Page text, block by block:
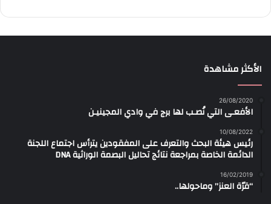
الأكثر مشاهدة
26/08/2020
الأفعـى التي نُصـب لها برج في وادي المجينيـن
10/08/2022
رئيس هيئة البحث والتعرف على المفقودين يترأس اجتماع اللجنة
الدائمة الخاصة بمراجعة نتائج تحاليل البصمة الوراثية DNA
16/02/2019
“قرّة العنز” وماحولها..